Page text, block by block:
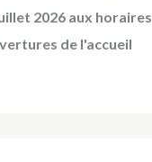
2026 aux horaires
de l'accueil